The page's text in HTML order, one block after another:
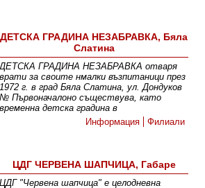
ДЕТСКА ГРАДИНА НЕЗАБРАВКА, Бяла
Слатина
ДЕТСКА ГРАДИНА НЕЗАБРАВКА отваря
врати за своите нмалки възпитаници през
1972 г. в град Бяла Слатина, ул. Дондуков
№ Първоначалоно съществува, като
временна детска градина в
Информация
Филиали
ЦДГ ЧЕРВЕНА ШАПЧИЦА, Габаре
ЦДГ "Червена шапчица" е целодневна